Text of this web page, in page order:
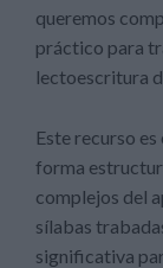
queremos
práctico para
lectoescritura
Este recurso
forma
complejos del
sílabas
significativa